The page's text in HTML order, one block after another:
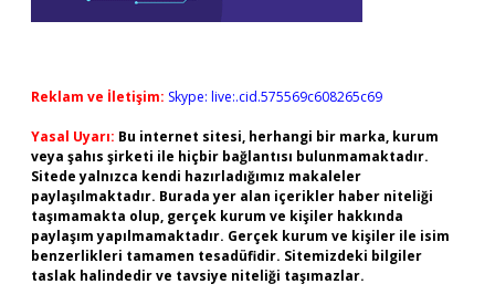
Reklam ve İletişim: Skype: live:.cid.575569c608265c69
Yasal Uyarı: Bu internet sitesi, herhangi bir marka, kurum
veya şahıs şirketi ile hiçbir bağlantısı bulunmamaktadır.
Sitede yalnızca kendi hazırladığımız makaleler
paylaşılmaktadır. Burada yer alan içerikler haber niteliği
taşımamakta olup, gerçek kurum ve kişiler hakkında
paylaşım yapılmamaktadır. Gerçek kurum ve kişiler ile isim
benzerlikleri tamamen tesadüfidir. Sitemizdeki bilgiler
taslak halindedir ve tavsiye niteliği taşımazlar.